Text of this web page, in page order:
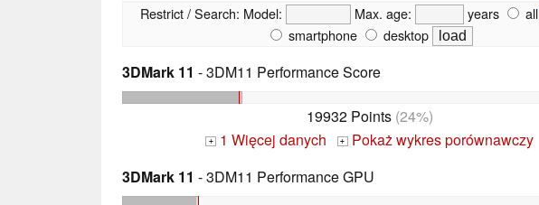
Restrict / Search: Model: Max. age: years all
smartphone
desktop
3DMark 11 - 3DM11 Performance Score
19932 Points(24%)
+ 1 Więcej danych + Pokaż wykres porównawczy
3DMark 11 - 3DM11 Performance GPU